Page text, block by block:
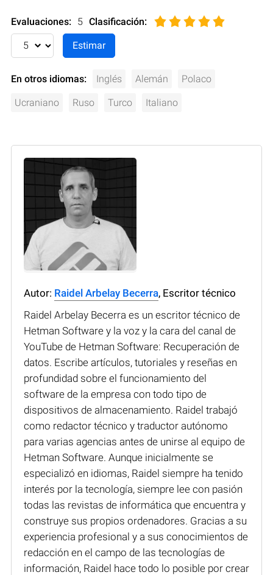
Evaluaciones: 5 Clasificación:
En otros idiomas: Inglés Alemán Polaco
Ucraniano Ruso Turco Italiano
Autor: Raidel Arbelay Becerra, Escritor técnico
Raidel Arbelay Becerra es un escritor técnico de
Hetman Software y la voz y la cara del canal de
YouTube de Hetman Software: Recuperación de
datos. Escribe artículos, tutoriales y reseñas en
profundidad sobre el funcionamiento del
software de la empresa con todo tipo de
dispositivos de almacenamiento. Raidel trabajó
como redactor técnico y traductor autónomo
para varias agencias antes de unirse al equipo de
Hetman Software. Aunque inicialmente se
especializó en idiomas, Raidel siempre ha tenido
interés por la tecnología, siempre lee con pasión
todas las revistas de informática que encuentra y
construye sus propios ordenadores. Gracias a su
experiencia profesional y a sus conocimientos de
redacción en el campo de las tecnologías de
información, Raidel hace todo lo posible por crear